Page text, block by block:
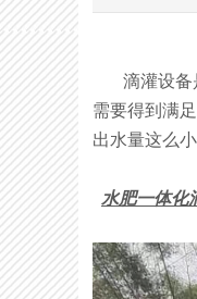
滴灌设备是
需要得到满
出水量这么
水肥一体化